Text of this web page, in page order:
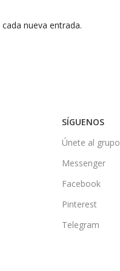
nueva entrada.
SÍGUENOS
Únete al grupo
Messenger
Facebook
Pinterest
Telegram